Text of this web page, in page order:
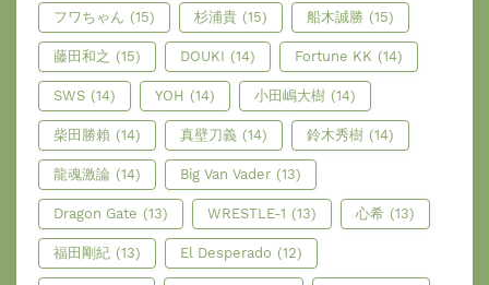
フワちゃん (15) 杉浦貴 (15) 船木誠勝 (15)
藤田和之 (15) DOUKI (14) Fortune KK (14)
SWS (14) YOH (14) 小田嶋大樹 (14)
柴田勝賴 (14) 真壁刀義 (14) 鈴木秀樹 (14)
龍魂激論 (14) Big Van Vader (13)
Dragon Gate (13) WRESTLE-1 (13) 心希 (13)
福田剛紀 (13) El Desperado (12)